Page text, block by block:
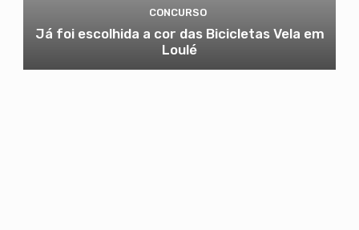
CONCURSO
Já foi escolhida a cor das Bicicletas Vela em
Loulé